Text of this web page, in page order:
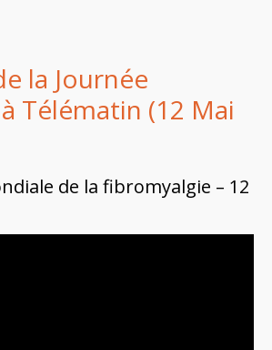
la Journée
Télématin (12 Mai
de la fibromyalgie – 12